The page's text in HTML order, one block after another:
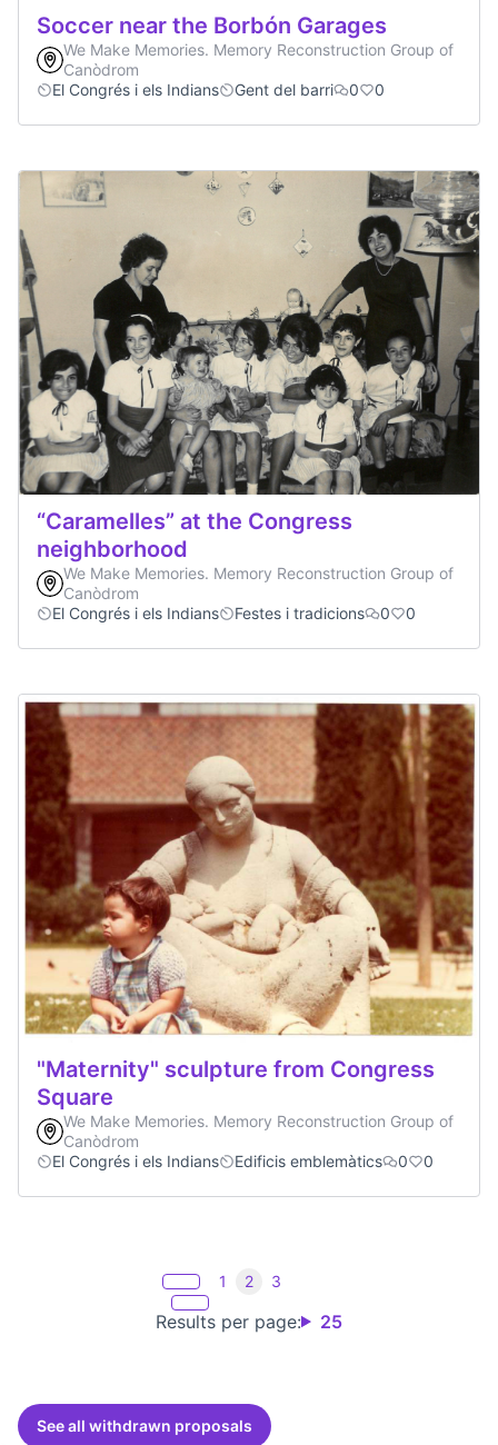
Soccer near the Borbón Garages
We Make Memories. Memory Reconstruction Group of
Canòdrom
El Congrés i els Indians
Gent del barri 0 0
“Caramelles” at the Congress
neighborhood
We Make Memories. Memory Reconstruction Group of
Canòdrom
El Congrés i els Indians
Festes i tradicions 0 0
"Maternity" sculpture from Congress
Square
We Make Memories. Memory Reconstruction Group of
Canòdrom
El Congrés i els Indians
Edificis emblemàtics 0 0
Results per page: 25
1 2 3
See all withdrawn proposals